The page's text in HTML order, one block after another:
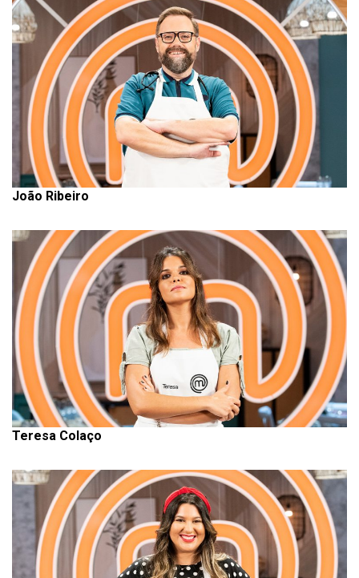
João Ribeiro
Teresa Colaço